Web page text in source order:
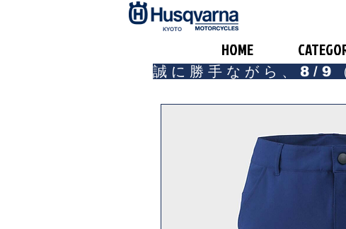
​KYOTO
HOME
誠に勝手ながら、8/9